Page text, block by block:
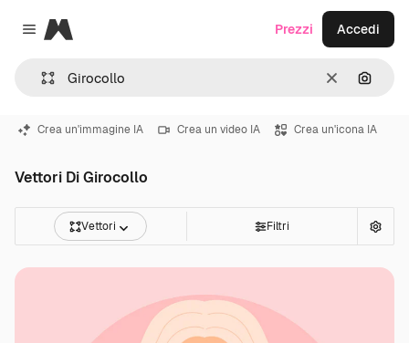
Close menu
Magnific
CancellaCerca
Prezzi Accedi
Crea un'immagine IA Crea un video IA Crea un'icona IA
Vettori Di Girocollo
Vettori Filtri